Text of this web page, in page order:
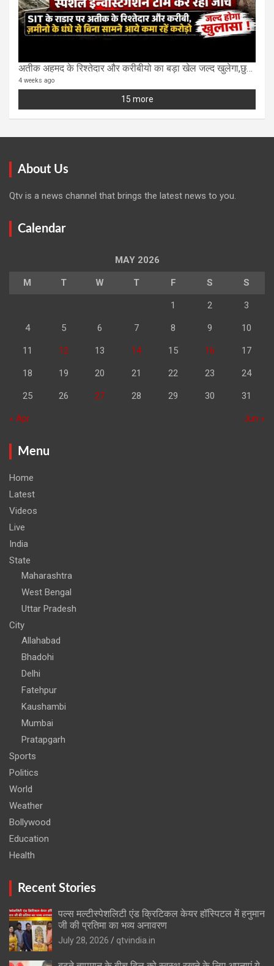
अतीक अहमद के रिश्तेदार और करीबीयो का बड़ा खेल जल्द खुलेगा,छुप कर करोड़ो कमाने वाले SIT के राडार पर
4 weeks ago
15 more
About Us
Qtv is a news channel that brings the latest news to you.
Calendar
MAY 2026
M T W T F S S
1 2 3
4 5 6 7 8 9 10
11 12 13 14 15 16 17
18 19 20 21 22 23 24
25 26 27 28 29 30 31
« Apr Jun »
Menu
Home
Latest
Videos
Live
India
State
Maharashtra
West Bengal
Uttar Pradesh
City
Allahabad
Bhadohi
Delhi
Fatehpur
Kaushambi
Mumbai
Pratapgarh
Sports
Politics
World
Weather
Bollywood
Education
Health
Recent Stories
पल्स मल्टीस्पेशलिटी एंड क्रिटिकल केयर हॉस्पिटल में हनुमान
जी की प्रतिमा का भव्य अनावरण
July 28, 2026
qtvindia.in